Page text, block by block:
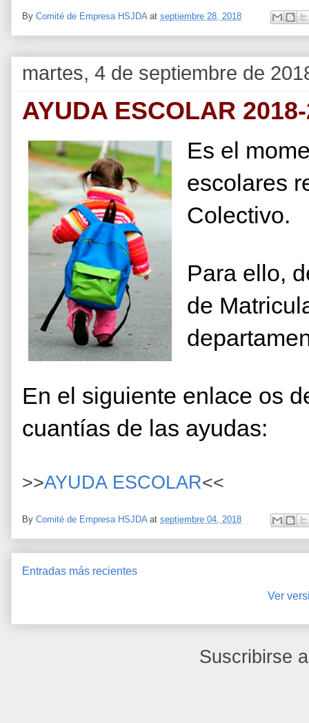
By Comité de Empresa HSJDA at septiembre 28, 2018
martes, 4 de septiembre de
AYUDA ESCOLAR
Es el
escolares
Colectivo.
Para ello,
de
En el siguiente enlace os
cuantías de las ayudas:
>>AYUDA ESCOLAR<<
By Comité de Empresa HSJDA at septiembre 04, 2018
Entradas más recientes
Ver
Suscribirse